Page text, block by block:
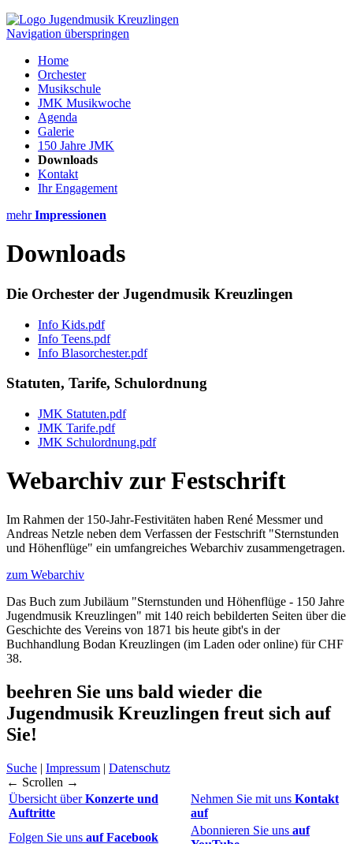
Navigation überspringen
Home
Orchester
Musikschule
JMK Musikwoche
Agenda
Galerie
150 Jahre JMK
Downloads
Kontakt
Ihr Engagement
mehrImpressionen
Downloads
Die Orchester der Jugendmusik Kreuzlingen
Info Kids.pdf
Info Teens.pdf
Info Blasorchester.pdf
Statuten, Tarife, Schulordnung
JMK Statuten.pdf
JMK Tarife.pdf
JMK Schulordnung.pdf
Webarchiv zur Festschrift
Im Rahmen der 150-Jahr-Festivitäten haben René Messmer und
Andreas Netzle neben dem Verfassen der Festschrift "Sternstunden
und Höhenflüge" ein umfangreiches Webarchiv zusammengetragen.
zum Webarchiv
Das Buch zum Jubiläum "Sternstunden und Höhenflüge - 150 Jahre
Jugendmusik Kreuzlingen" mit 140 reich bebilderten Seiten über die
Geschichte des Vereins von 1871 bis heute gibt's in der
Buchhandlung Bodan Kreuzlingen (im Laden oder online) für CHF
38.
beehren Sie uns bald wieder die
Jugendmusik Kreuzlingen freut sich auf
Sie!
Suche | Impressum | Datenschutz
← Scrollen →
Übersicht überKonzerte und
Auftritte
Nehmen Sie mit uns Kontakt
auf
Folgen Sie uns auf Facebook
Abonnieren Sie uns auf